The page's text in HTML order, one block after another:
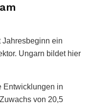
Jahresbeginn ein
Ungarn bildet hier
Entwicklungen in
von 20,5